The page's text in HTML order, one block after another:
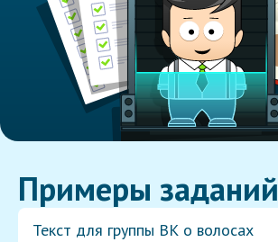
Примеры заданий
Текст для группы ВК о волосах